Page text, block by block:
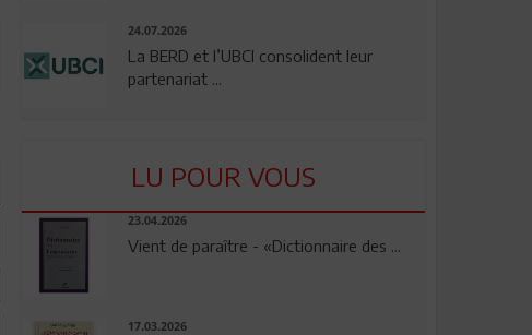
24.07.2026
La BERD et l’UBCI consolident leur
partenariat ...
LU POUR VOUS
23.04.2026
Vient de paraître - «Dictionnaire des ...
17.03.2026